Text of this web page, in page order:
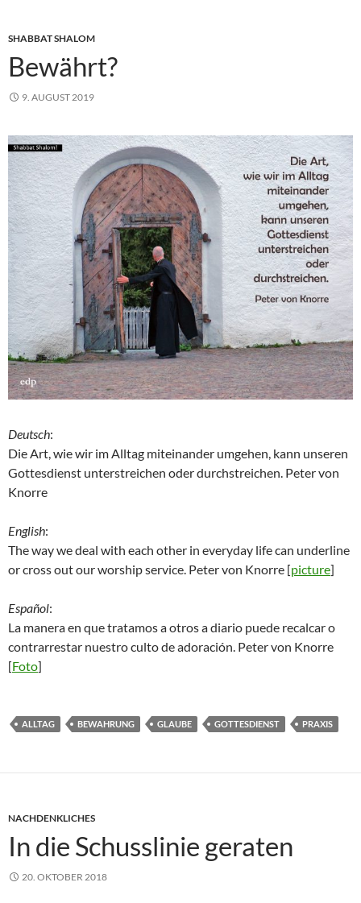
SHABBAT SHALOM
Bewährt?
9. AUGUST 2019
Deutsch:
Die Art, wie wir im Alltag miteinander umgehen, kann unseren
Gottesdienst unterstreichen oder durchstreichen. Peter von
Knorre
English:
The way we deal with each other in everyday life can underline
or cross out our worship service. Peter von Knorre [picture]
Español:
La manera en que tratamos a otros a diario puede recalcar o
contrarrestar nuestro culto de adoración. Peter von Knorre
[Foto]
ALLTAG BEWAHRUNG GLAUBE GOTTESDIENST PRAXIS
NACHDENKLICHES
In die Schusslinie geraten
20. OKTOBER 2018